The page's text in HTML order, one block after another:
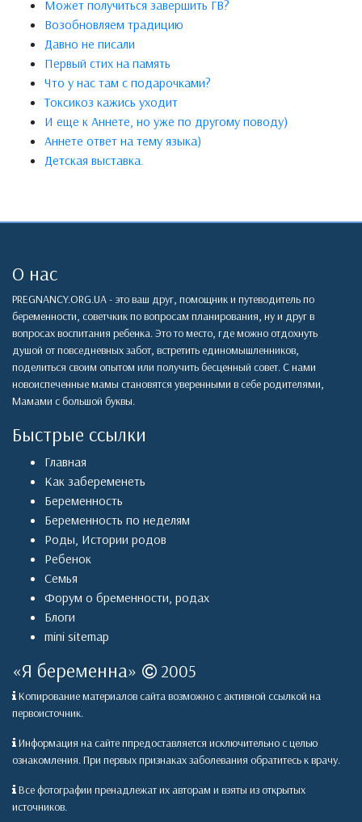
Может получиться завершить ГВ?
Возобновляем традицию
Давно не писали
Первый стих на память
Что у нас там с подарочками?
Токсикоз кажись уходит
И еще к Аннете, но уже по другому поводу)
Аннете ответ на тему языка)
Детская выставка.
О нас
PREGNANCY.ORG.UA - это ваш друг, помощник и путеводитель по
беременности, советчкик по вопросам планирования, ну и друг в
вопросах воспитания ребенка. Это то место, где можно отдохнуть
душой от повседневных забот, встретить единомышленников,
поделиться своим опытом или получить бесценный совет. С нами
новоиспеченные мамы становятся уверенными в себе родителями,
Мамами с большой буквы.
Быстрые ссылки
Главная
Как забеременеть
Беременность
Беременность по неделям
Роды, Истории родов
Ребенок
Семья
Форум о бременности, родах
Блоги
mini sitemap
«Я беременна» 2005
Копирование материалов сайта возможно с активной ссылкой на
первоисточник.
Информация на сайте ппредоставляется исключительно с целью
ознакомления. При первых признаках заболевания обратитесь к врачу.
Все фотографии пренадлежат их авторам и взяты из открытых
источников.